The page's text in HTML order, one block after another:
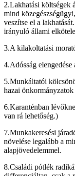
2.Lakhatási költségek
mind
veszítse el a
irányuló állami
3.A kilakoltatási
4.Adósság elengedése
5.Munkáltatói
hazai
6.Karanténban
van rá lehetőség.)
7.Munkakeresési
növelése legalább a
alapjövedelemmel.
8.Családi pótlék